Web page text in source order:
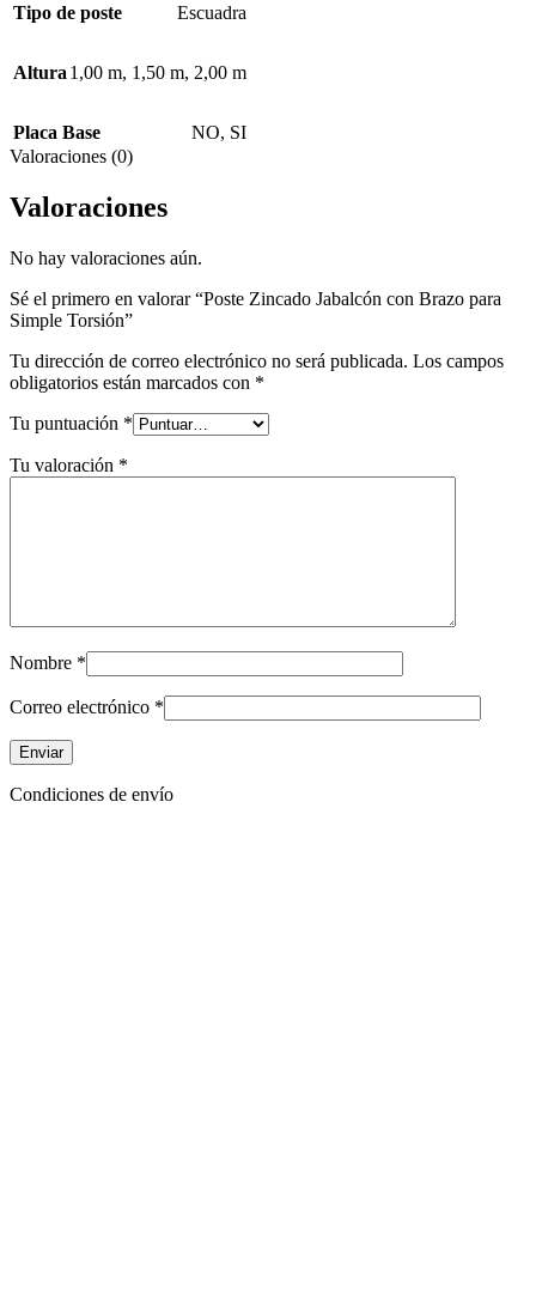
Tipo de poste Escuadra
Altura 1,00 m, 1,50 m, 2,00 m
Placa Base NO, SI
Valoraciones (0)
Valoraciones
No hay valoraciones aún.
Sé el primero en valorar “Poste Zincado Jabalcón con Brazo para
Simple Torsión”
Tu dirección de correo electrónico no será publicada. Los campos
obligatorios están marcados con *
Tu puntuación *
Tu valoración *
Nombre *
Correo electrónico *
Condiciones de envío